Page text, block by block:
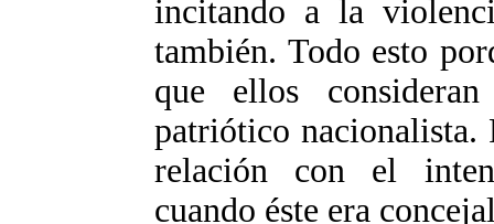
incitando a la
también. Todo esto
que ellos
patriótico nacionalista.
relación con el
cuando éste era